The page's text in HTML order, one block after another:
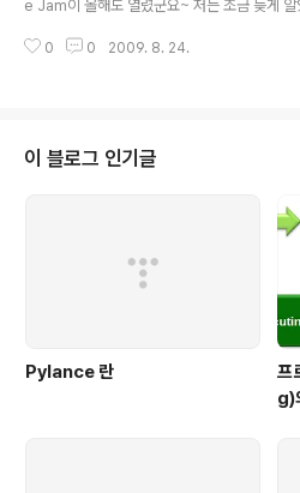
e Jam이 올해도 열렸군요~ 저는 조금 늦게 알
좋을듯하네요~ 저도 그냥 한번 도전해볼까 합
0 0 2009. 8. 24.
이 블로그 인기글
Pylance 란
프
g)